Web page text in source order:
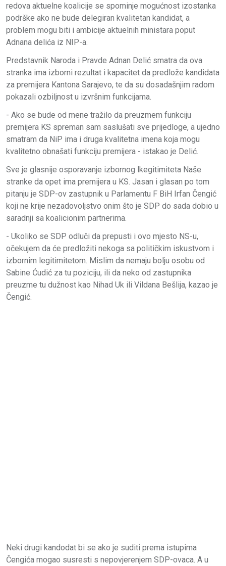
redova aktuelne koalicije se spominje mogućnost izostanka
podrške ako ne bude delegiran kvalitetan kandidat, a
problem mogu biti i ambicije aktuelnih ministara poput
Adnana delića iz NIP-a.
Predstavnik Naroda i Pravde Adnan Delić smatra da ova
stranka ima izborni rezultat i kapacitet da predlože kandidata
za premijera Kantona Sarajevo, te da su dosadašnjim radom
pokazali ozbiljnost u izvršnim funkcijama.
- Ako se bude od mene tražilo da preuzmem funkciju
premijera KS spreman sam saslušati sve prijedloge, a ujedno
smatram da NiP ima i druga kvalitetna imena koja mogu
kvalitetno obnašati funkciju premijera - istakao je Delić.
Sve je glasnije osporavanje izbornog lkegitimiteta Naše
stranke da opet ima premijera u KS. Jasan i glasan po tom
pitanju je SDP-ov zastupnik u Parlamentu F BiH Irfan Čengić
koji ne krije nezadovoljstvo onim što je SDP do sada dobio u
saradnji sa koalicionim partnerima.
- Ukoliko se SDP odluči da prepusti i ovo mjesto NS-u,
očekujem da će predložiti nekoga sa političkim iskustvom i
izbornim legitimitetom. Mislim da nemaju bolju osobu od
Sabine Ćudić za tu poziciju, ili da neko od zastupnika
preuzme tu dužnost kao Nihad Uk ili Vildana Bešlija, kazao je
Čengić.
Neki drugi kandodat bi se ako je suditi prema istupima
Čengića mogao susresti s nepovjerenjem SDP-ovaca. A u